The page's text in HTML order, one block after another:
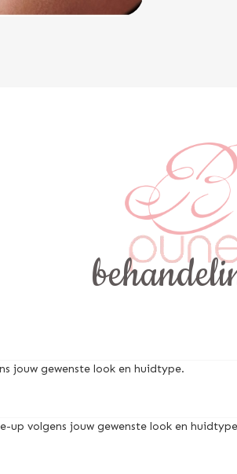
jouw gewenste look en huidtype.
up volgens jouw gewenste look en